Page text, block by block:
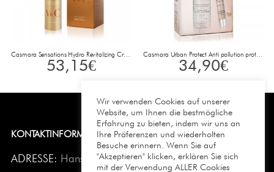
Casmara Sensations Hydro Revitalizing Cream 50 ml
53,15€
Casmara Urban Protect Anti pollution protocol Pflegeset Light 02
34,90€
KONTAKTINFORMATION
ADRESSE: Hans-Sachs-Str. 17 40721 Hilden
Wir verwenden Cookies auf unserer
Website, um Ihnen die bestmögliche
Erfahrung zu bieten, indem wir uns an
Ihre Präferenzen und wiederholten
Besuche erinnern. Wenn Sie auf
"Akzeptieren" klicken, erklären Sie sich
mit der Verwendung ALLER Cookies